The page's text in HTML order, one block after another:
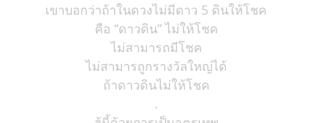
เขาบอกว่าถ้าในดวงไม่มีดาว 5 ดินให้โชค
คือ “ดาวดิน” ไม่ให้โชค
ไม่สามารถมีโชค
ไม่สามารถูกรางวัลใหญ่ได้
ถ้าดาวดินไม่ให้โชค
.